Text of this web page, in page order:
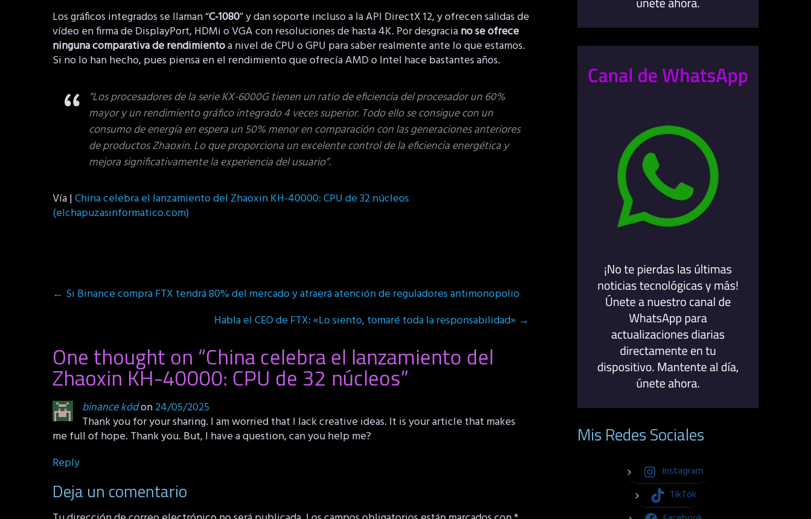
Los gráficos integrados se llaman “C-1080” y dan soporte incluso a la API DirectX 12, y ofrecen salidas de
vídeo en firma de DisplayPort, HDMi o VGA con resoluciones de hasta 4K. Por desgraciano se ofrece
ninguna comparativa de rendimientoa nivel de CPU o GPU para saber realmente ante lo que estamos.
Si no lo han hecho, pues piensa en el rendimiento que ofrecía AMD o Intel hace bastantes años.
“Los procesadores de la serie KX-6000G tienen un ratio de eficiencia del procesador un 60%
mayor y un rendimiento gráfico integrado 4 veces superior. Todo ello se consigue con un
consumo de energía en espera un 50% menor en comparación con las generaciones anteriores
de productos Zhaoxin. Lo que proporciona un excelente control de la eficiencia energética y
mejora significativamente la experiencia del usuario”.
Vía |China celebra el lanzamiento del Zhaoxin KH-40000: CPU de 32 núcleos
(elchapuzasinformatico.com)
Post
navigation
← Si Binance compra FTX tendrá 80% del mercado y atraerá atención de reguladores antimonopolio
Habla el CEO de FTX: «Lo siento, tomaré toda la responsabilidad» →
One thought on “China celebra el lanzamiento del
Zhaoxin KH-40000: CPU de 32 núcleos”
binance kódon24/05/2025
Thank you for your sharing. I am worried that I lack creative ideas. It is your article that makes
me full of hope. Thank you. But, I have a question, can you help me?
Reply
Deja un comentario
Mis Redes Sociales
Instagram
TikTok